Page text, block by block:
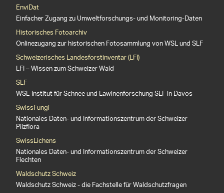
EnviDat
Einfacher Zugang zu Umweltforschungs- und Monitoring-Daten
Historisches Fotoarchiv
Onlinezugang zur historischen Fotosammlung von WSL und SLF
Schweizerisches Landesforstinventar (LFI)
LFI – Wissen zum Schweizer Wald
SLF
WSL-Institut für Schnee und Lawinenforschung SLF in Davos
SwissFungi
Nationales Daten- und Informationszentrum der Schweizer
Pilzflora
SwissLichens
Nationales Daten- und Informationszentrum der Schweizer
Flechten
Waldschutz Schweiz
Waldschutz Schweiz - die Fachstelle für Waldschutzfragen